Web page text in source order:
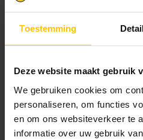
Toestemming
Deze website maakt gebruik
We gebruiken cookies om
personaliseren, om functies
en om ons websiteverkeer te
informatie over uw gebruik
Rond de
afhalen in de
opmerkingen veld
Let op!
bestelling gereed
leggen
eventueel artikelen
onze leverancier.